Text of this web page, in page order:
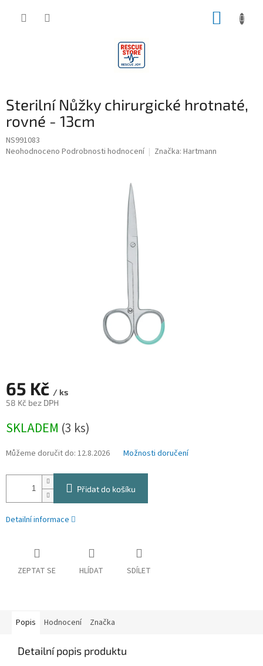
Sterilní Nůžky chirurgické hrotnaté,
rovné - 13cm
NS991083
Průměrné
Neohodnoceno Podrobnosti hodnocení Značka: Hartmann
65 Kč / ks
58 Kč bez DPH
cena:
SKLADEM (3 ks)
Můžeme doručit do: 12.8.2026 Možnosti doručení
Přidat do košíku
Detailní informace
ZEPTAT SE HLÍDAT SDÍLET
Popis Hodnocení Značka
Detailní popis produktu